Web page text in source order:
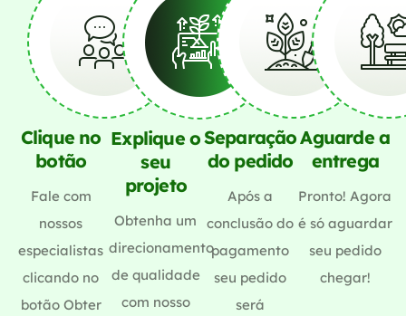
Clique no
botão
Fale com
nossos
especialistas
clicando no
botão Obter
Explique o
seu
projeto
Obtenha um
direcionamento
de qualidade
com nosso
Separação
do pedido
Após a
conclusão do
pagamento
seu pedido
será
Aguarde a
entrega
Pronto! Agora
é só aguardar
seu pedido
chegar!